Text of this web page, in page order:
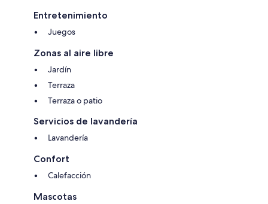
Entretenimiento
Juegos
Zonas al aire libre
Jardín
Terraza
Terraza o patio
Servicios de lavandería
Lavandería
Confort
Calefacción
Mascotas